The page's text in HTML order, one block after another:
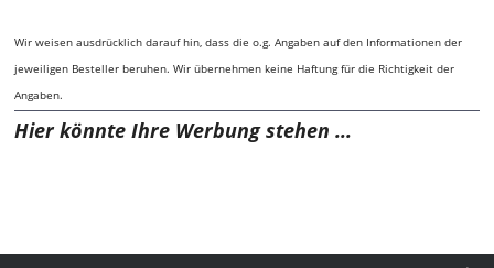
Wir weisen ausdrücklich darauf hin, dass die o.g. Angaben auf den Informationen der
jeweiligen Besteller beruhen. Wir übernehmen keine Haftung für die Richtigkeit der
Angaben.
Hier könnte Ihre Werbung stehen ...